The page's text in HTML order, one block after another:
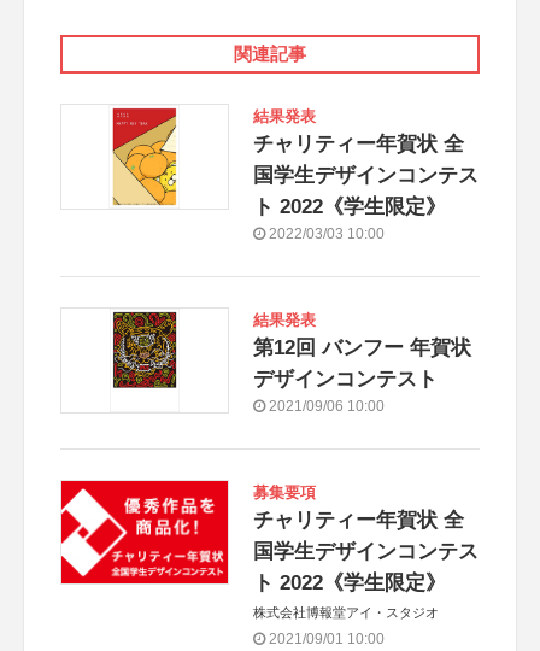
関連記事
結果発表
チャリティー年賀状 全
国学生デザインコンテス
ト 2022《学生限定》
2022/03/03 10:00
結果発表
第12回 バンフー 年賀状
デザインコンテスト
2021/09/06 10:00
募集要項
チャリティー年賀状 全
国学生デザインコンテス
ト 2022《学生限定》
株式会社博報堂アイ・スタジオ
2021/09/01 10:00